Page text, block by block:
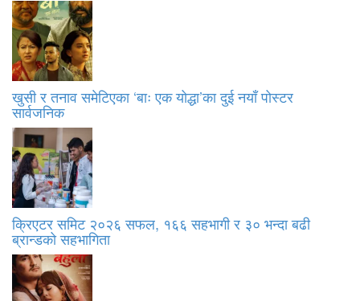
खुसी र तनाव समेटिएका ‘बाः एक योद्धा’का दुई नयाँ पोस्टर
सार्वजनिक
क्रिएटर समिट २०२६ सफल, १६६ सहभागी र ३० भन्दा बढी
ब्रान्डको सहभागिता